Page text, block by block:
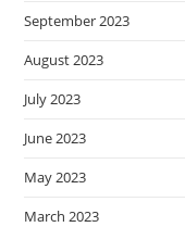
September 2023
August 2023
July 2023
June 2023
May 2023
March 2023